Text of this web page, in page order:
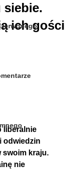
siebie.
ich gości
liberalnie
odwiedzin
swoim kraju.
nie